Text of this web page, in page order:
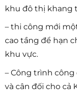
khu đô thị khang
– thi công mới
cao tầng để hạn
khu vực.
– Công trình
và cân đối cho cả